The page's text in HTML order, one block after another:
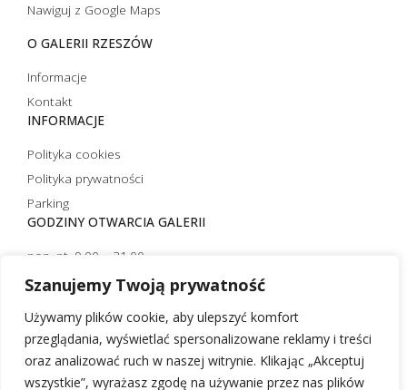
Szanujemy Twoją prywatność
Używamy plików cookie, aby ulepszyć komfort
przeglądania, wyświetlać spersonalizowane reklamy i treści
oraz analizować ruch w naszej witrynie. Klikając „Akceptuj
wszystkie”, wyrażasz zgodę na używanie przez nas plików
Nawiguj z Google Maps
O GALERII RZESZÓW
Informacje
Kontakt
INFORMACJE
Polityka cookies
Polityka prywatności
Parking
GODZINY OTWARCIA GALERII
pon.-pt. 9.00 – 21.00
sobota 10.00 – 21.00
niedziela niehandlowa 12.00 – 20.00 (czynna tylko strefa
restauracyjna)